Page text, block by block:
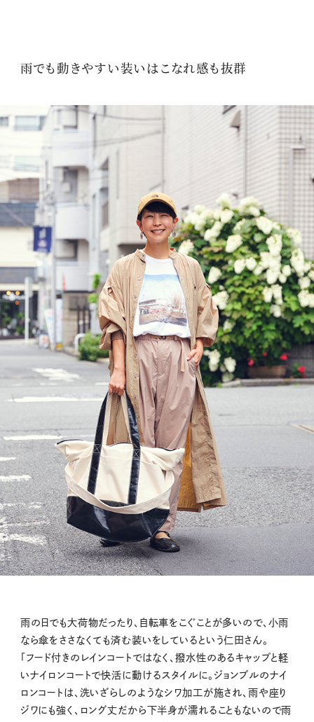
雨でも動きやすい装いはこなれ感も抜群
雨の日でも大荷物だったり、自転車をこぐことが多いので、小雨
なら傘をささなくても済む装いをしているという仁田さん。
「フード付きのレインコートではなく、撥水性のあるキャップと軽
いナイロンコートで快活に動けるスタイルに。ジョンブルのナイ
ロンコートは、洗いざらしのようなシワ加工が施され、雨や座り
ジワにも強く、ロング丈だから下半身が濡れることもないので雨